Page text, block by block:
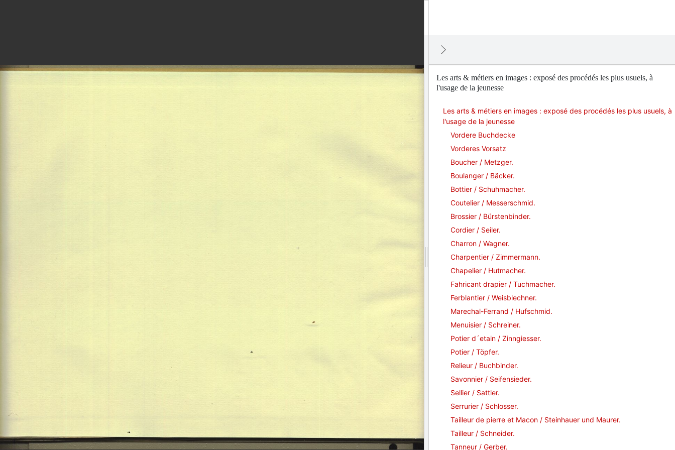
Les arts & métiers en images : exposé des procédés les plus usuels, à
l'usage de la jeunesse
Les arts & métiers en images : exposé des procédés les plus usuels, à
l'usage de la jeunesse
Vordere Buchdecke
Vorderes Vorsatz
Boucher / Metzger.
Boulanger / Bäcker.
Bottier / Schuhmacher.
Coutelier / Messerschmid.
Brossier / Bürstenbinder.
Cordier / Seiler.
Charron / Wagner.
Charpentier / Zimmermann.
Chapelier / Hutmacher.
Fahricant drapier / Tuchmacher.
Ferblantier / Weisblechner.
Marechal-Ferrand / Hufschmid.
Menuisier / Schreiner.
Potier d´etain / Zinngiesser.
Potier / Töpfer.
Relieur / Buchbinder.
Savonnier / Seifensieder.
Sellier / Sattler.
Serrurier / Schlosser.
Tailleur de pierre et Macon / Steinhauer und Maurer.
Tailleur / Schneider.
Tanneur / Gerber.